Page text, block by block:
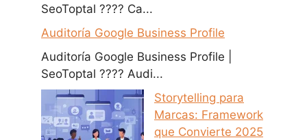
SeoToptal ???? Ca...
Auditoría Google Business Profile
Auditoría Google Business Profile |
SeoToptal ???? Audi...
Storytelling para
Marcas: Framework
que Convierte 2025